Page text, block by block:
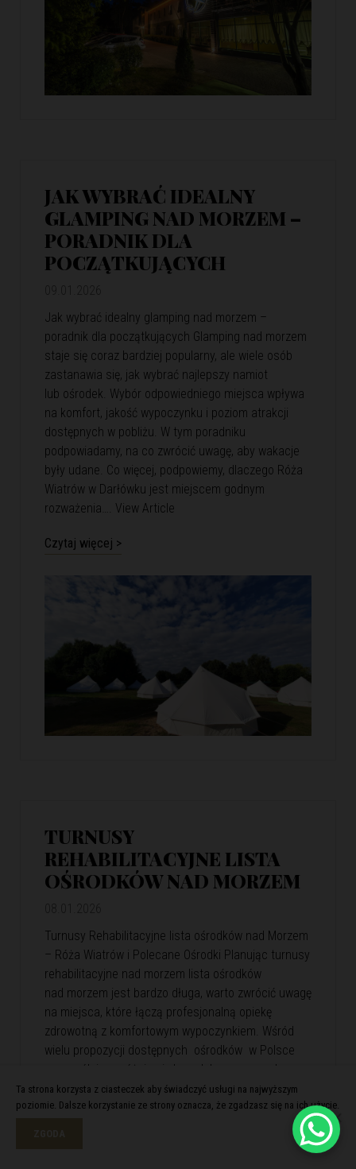
JAK WYBRAĆ IDEALNY
GLAMPING NAD MORZEM –
PORADNIK DLA
POCZĄTKUJĄCYCH
Jak wybrać idealny glamping nad morzem –
poradnik dla początkujących Glamping nad morzem
staje się coraz bardziej popularny, ale wiele osób
zastanawia się, jak wybrać najlepszy namiot
lub ośrodek. Wybór odpowiedniego miejsca wpływa
na komfort, jakość wypoczynku i poziom atrakcji
dostępnych w pobliżu. W tym poradniku
podpowiadamy, na co zwrócić uwagę, aby wakacje
były udane. Co więcej, podpowiemy, dlaczego Róża
Wiatrów w Darłówku jest miejscem godnym
rozważenia…. View Article
Czytaj więcej >
TURNUSY
REHABILITACYJNE LISTA
OŚRODKÓW NAD MORZEM
Turnusy Rehabilitacyjne lista ośrodków nad Morzem
– Róża Wiatrów i Polecane Ośrodki Planując turnusy
rehabilitacyjne nad morzem lista ośrodków
nad morzem jest bardzo długa, warto zwrócić uwagę
na miejsca, które łączą profesjonalną opiekę
zdrowotną z komfortowym wypoczynkiem. Wśród
wielu propozycji dostępnych ośrodków w Polsce
szczególnie wyróżnia się kompleks wypoczynkowy
Róża Wiatrów. Oferuje skuteczną rehabilitację
i relaks w malowniczej nadmorskiej scenerii. Róża
Ta strona korzysta z ciasteczek aby świadczyć usługi na najwyższym
poziomie. Dalsze korzystanie ze strony oznacza, że zgadzasz się na ich użycie.